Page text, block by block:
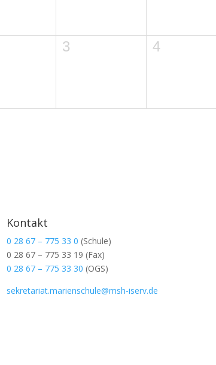
3 4
Kontakt
0 28 67 – 775 33 0 (Schule)
0 28 67 – 775 33 19 (Fax)
0 28 67 – 775 33 30 (OGS)
sekretariat.marienschule@msh-iserv.de